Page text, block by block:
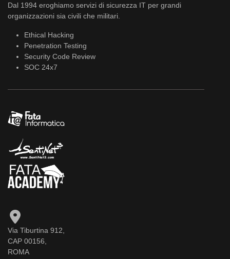
Dal 1994 eroghiamo servizi di sicurezza IT per grandi
organizzazioni sia civili che militari.
Ethical Hacking
Penetration Testing
Security Code Review
SOC 24x7
Via Tiburtina 912,
CAP 00156,
ROMA